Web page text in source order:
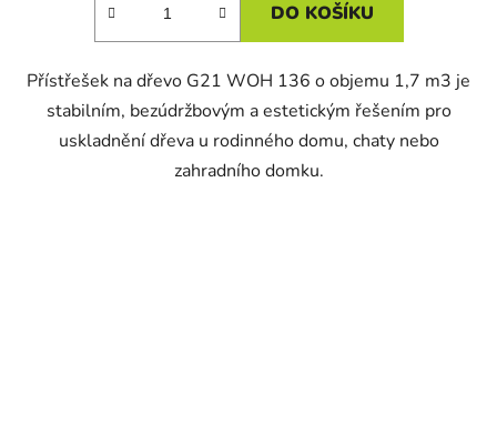
DO KOŠÍKU
Přístřešek na dřevo G21 WOH 136 o objemu 1,7 m3 je
stabilním, bezúdržbovým a estetickým řešením pro
uskladnění dřeva u rodinného domu, chaty nebo
zahradního domku.